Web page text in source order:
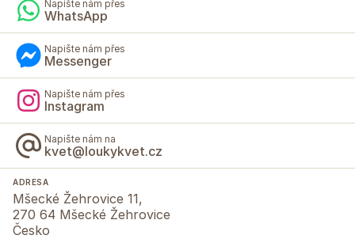
Napište nám přes
WhatsApp
Napište nám přes
Messenger
Napište nám přes
Instagram
Napište nám na
kvet@loukykvet.cz
ADRESA
Mšecké Žehrovice 11,
270 64 Mšecké Žehrovice
Česko